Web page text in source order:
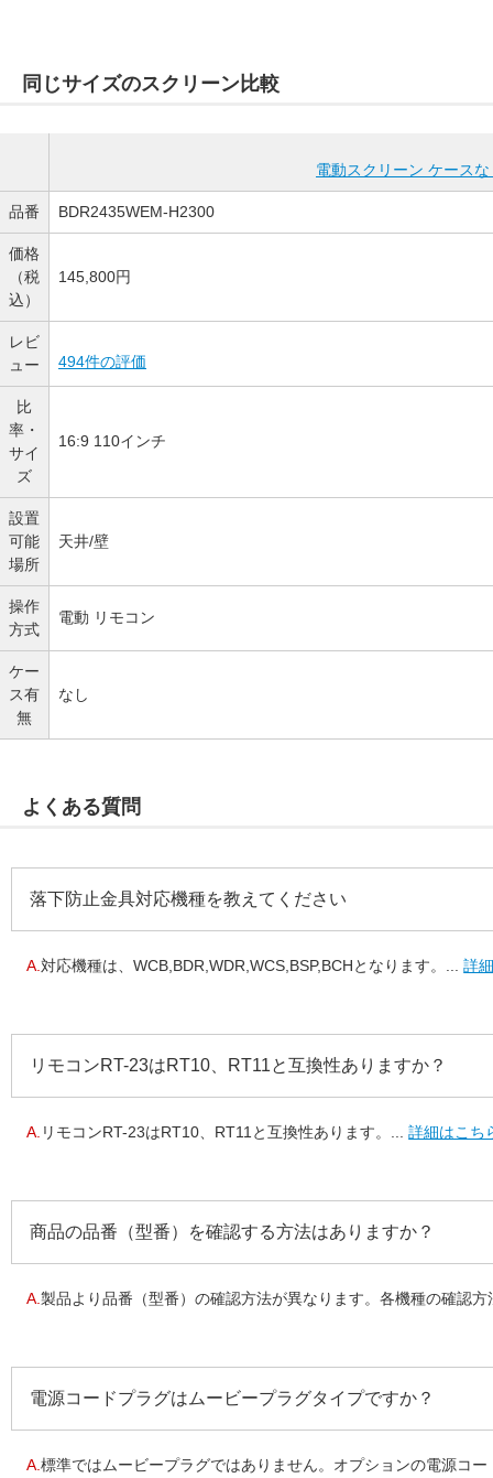
同じサイズのスクリーン比較
電動スクリーン ケースな
品番 BDR2435WEM-H2300
価格
（税
込）
145,800円
レビ
ュー
494件の評価
比
率・
サイ
ズ
16:9 110インチ
設置
可能
場所
天井/壁
操作
方式
電動 リモコン
ケー
ス有
無
なし
よくある質問
落下防止金具対応機種を教えてください
A.対応機種は、WCB,BDR,WDR,WCS,BSP,BCHとなります。...詳
リモコンRT-23はRT10、RT11と互換性ありますか？
A. リモコンRT-23はRT10、RT11と互換性あります。...詳細はこち
商品の品番（型番）を確認する方法はありますか？
A.製品より品番（型番）の確認方法が異なります。各機種の確認
電源コードプラグはムービープラグタイプですか？
A.標準ではムービープラグではありません。オプションの電源コ